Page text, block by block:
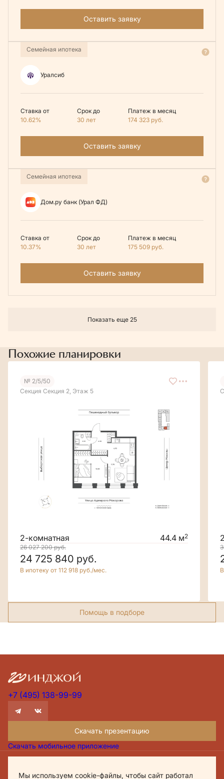
Оставить заявку
Семейная ипотека
Уралсиб
Ставка от
10.62%
Срок до
30 лет
Платеж в месяц
174 323 руб.
Оставить заявку
Семейная ипотека
Дом.ру банк (Урал ФД)
Ставка от
10.37%
Срок до
30 лет
Платеж в месяц
175 509 руб.
Оставить заявку
Показать еще 25
Похожие планировки
№ 2/5/50
Секция Секция 2, Этаж 5
2-комнатная 44.4 м2
26 027 200руб.
24 725 840 руб.
В ипотеку от 112 918 руб./мес.
Помощь в подборе
+7 (495) 138-99-99
Скачать презентацию
Скачать мобильное приложение
Политика обработки персональных данных
Мы используем cookie-файлы, чтобы сайт работал